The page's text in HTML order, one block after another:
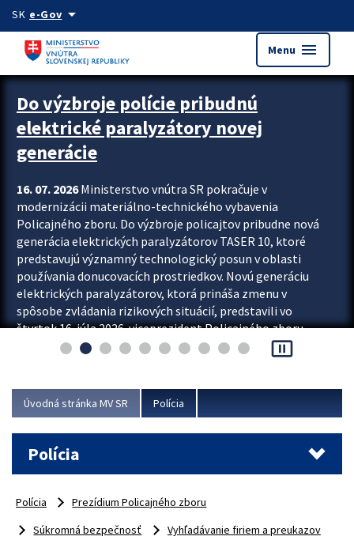
Preskocit na hlavný obsah
SK e-Govarrow_drop_down
Menu menu
Zastavit automatický posun upútavok
Do výzbroje polície pribudnú
elektrické paralyzátory novej
generácie
16. 07. 2026Ministerstvo vnútra SR pokračuje v
modernizácii materiálno-technického vybavenia
Policajného zboru. Do výzbroje policajtov pribudne nová
generácia elektrických paralyzátorov TASER 10, ktoré
predstavujú významný technologický posun v oblasti
používania donucovacích prostriedkov. Novú generáciu
elektrických paralyzátorov, ktorá prináša zmenu v
spôsobe zvládania rizikových situácií, predstavili vo
štvrtok 16. júla 2026 viceprezident Policajného zboru
Rastislav Polakovič a riaditeľ odboru výcviku...
pause_presentation
Úvodná stránka MV SR Polícia
Polícia
Polícia
Prezídium Policajného zboru
Súkromná bezpečnosť
Vyhľadávanie firiem a preukazov